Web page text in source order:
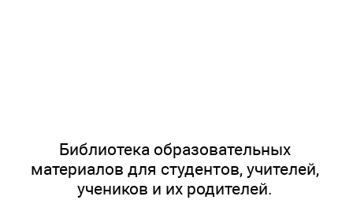
Библиотека образовательных
материалов для студентов, учителей,
учеников и их родителей.